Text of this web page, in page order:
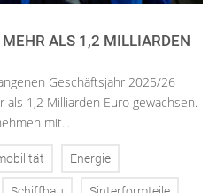
ALS 1,2 MILLIARDEN
Geschäftsjahr 2025/26
1,2 Milliarden Euro gewachsen.
mit...
Energie